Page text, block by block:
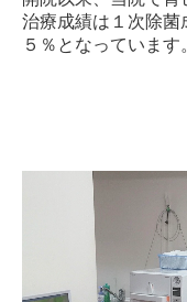
治療成績は１次除菌
５％となっています